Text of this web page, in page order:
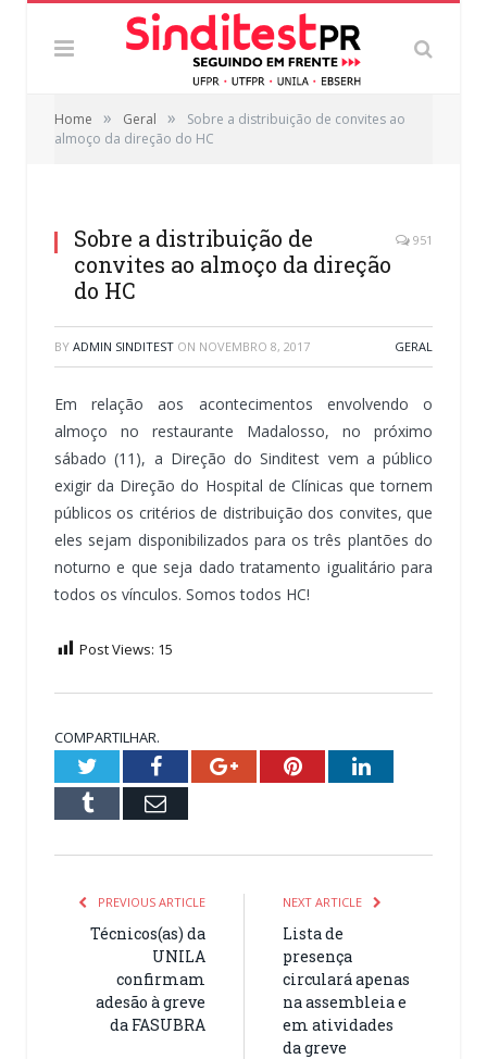
Home » Geral »
Sobre a distribuição de convites ao
almoço da direção do HC
Sobre a distribuição de
convites ao almoço da direção
do HC
951
BY ADMIN SINDITEST ON NOVEMBRO 8, 2017 GERAL
Em relação aos acontecimentos envolvendo o
almoço no restaurante Madalosso, no próximo
sábado (11), a Direção do Sinditest vem a público
exigir da Direção do Hospital de Clínicas que tornem
públicos os critérios de distribuição dos convites, que
eles sejam disponibilizados para os três plantões do
noturno e que seja dado tratamento igualitário para
todos os vínculos. Somos todos HC!
Post Views: 15
COMPARTILHAR.
TwitterFacebookGoogle+PinterestLinkedIn
Tumblr Email
PREVIOUS ARTICLE
Técnicos(as) da
UNILA
confirmam
adesão à greve
da FASUBRA
NEXT ARTICLE
Lista de
presença
circulará apenas
na assembleia e
em atividades
da greve